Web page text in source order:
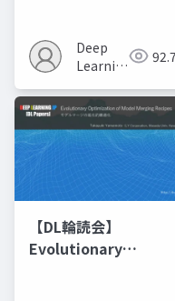
Deep
Learning
【DL輪読会】
Evolutionary